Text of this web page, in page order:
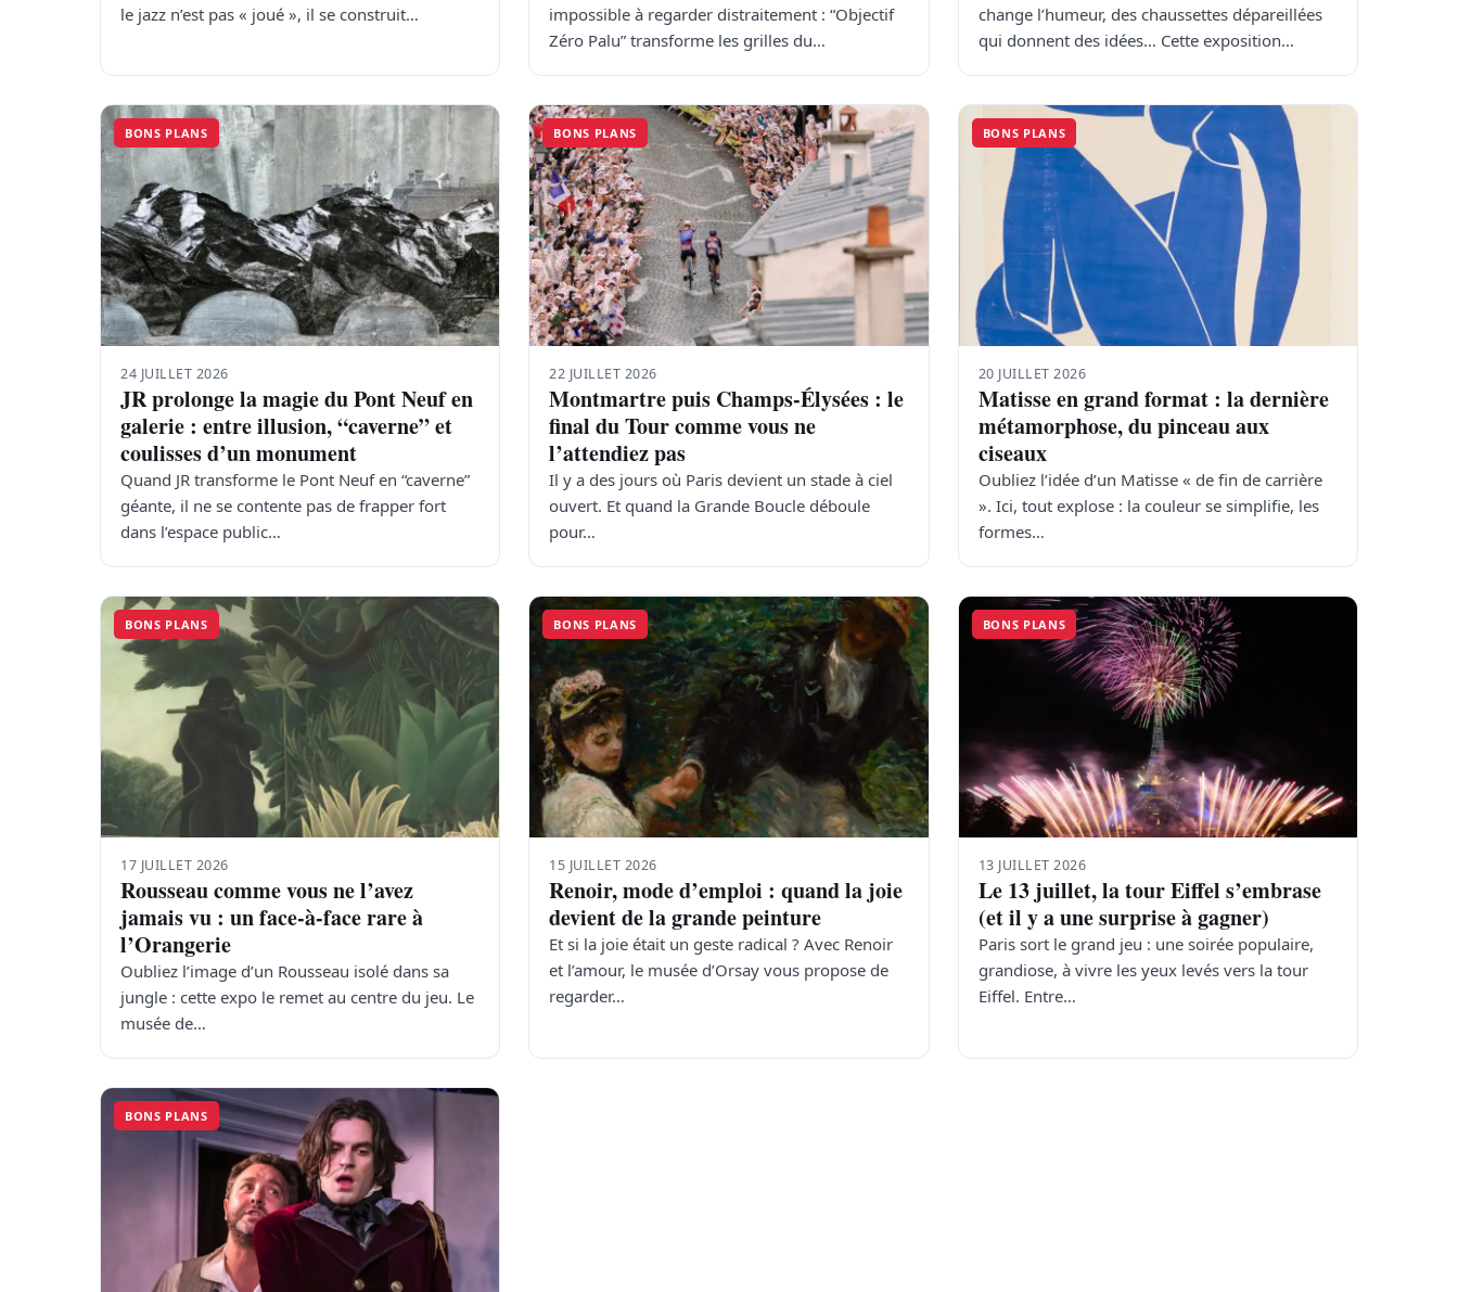
le jazz n’est pas « joué », il se construit…
impossible à regarder distraitement : “Objectif
Zéro Palu” transforme les grilles du…
change l’humeur, des chaussettes dépareillées
qui donnent des idées… Cette exposition…
BONS PLANS
24 JUILLET 2026
JR prolonge la magie du Pont Neuf en
galerie : entre illusion, “caverne” et
coulisses d’un monument
Quand JR transforme le Pont Neuf en “caverne”
géante, il ne se contente pas de frapper fort
dans l’espace public…
BONS PLANS
22 JUILLET 2026
Montmartre puis Champs-Élysées : le
final du Tour comme vous ne
l’attendiez pas
Il y a des jours où Paris devient un stade à ciel
ouvert. Et quand la Grande Boucle déboule
pour…
BONS PLANS
20 JUILLET 2026
Matisse en grand format : la dernière
métamorphose, du pinceau aux
ciseaux
Oubliez l’idée d’un Matisse « de fin de carrière
». Ici, tout explose : la couleur se simplifie, les
formes…
BONS PLANS
17 JUILLET 2026
Rousseau comme vous ne l’avez
jamais vu : un face-à-face rare à
l’Orangerie
Oubliez l’image d’un Rousseau isolé dans sa
jungle : cette expo le remet au centre du jeu. Le
musée de…
BONS PLANS
15 JUILLET 2026
Renoir, mode d’emploi : quand la joie
devient de la grande peinture
Et si la joie était un geste radical ? Avec Renoir
et l’amour, le musée d’Orsay vous propose de
regarder…
BONS PLANS
13 JUILLET 2026
Le 13 juillet, la tour Eiffel s’embrase
(et il y a une surprise à gagner)
Paris sort le grand jeu : une soirée populaire,
grandiose, à vivre les yeux levés vers la tour
Eiffel. Entre…
BONS PLANS